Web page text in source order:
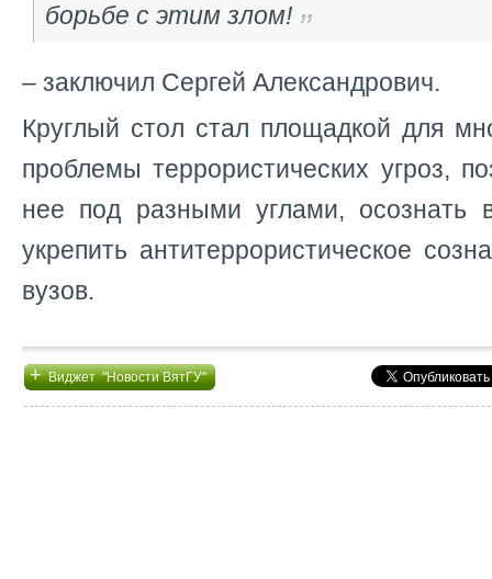
борьбе с этим злом!
– заключил Сергей Александрович.
Круглый стол стал площадкой для
проблемы террористических угроз,
нее под разными углами, осознать
укрепить антитеррористическое
вузов.
+Виджет "Новости ВятГУ"